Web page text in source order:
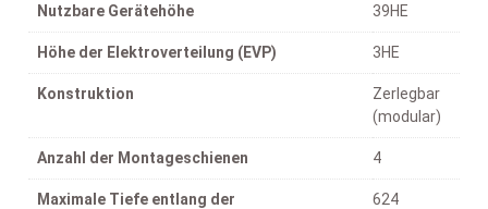
Nutzbare Gerätehöhe 39HE
Höhe der Elektroverteilung (EVP) 3HE
Konstruktion
Zerlegbar
(modular)
Anzahl der Montageschienen 4
Maximale Tiefe entlang der
624